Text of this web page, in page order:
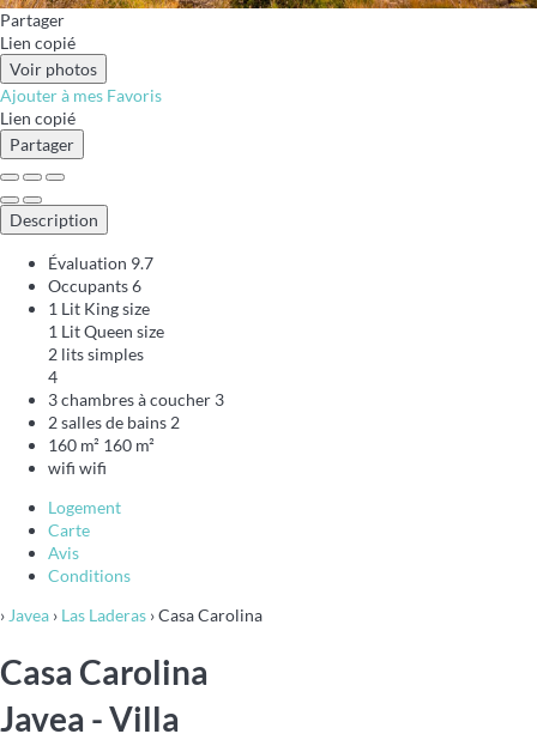
Partager
Lien copié
Voir photos
Ajouter à mes Favoris
Lien copié
Partager
Description
Évaluation 9.7
Occupants6
1 Lit King size
1 Lit Queen size
2 lits simples
4
3 chambres à coucher 3
2 salles de bains 2
160 m² 160 m²
wifi wifi
Logement
Carte
Avis
Conditions
› Javea › Las Laderas › Casa Carolina
Casa Carolina
Javea -Villa